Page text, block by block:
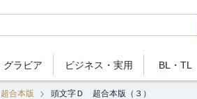
グラビア ビジネス ・実用 BL・TL
合本版 頭文字Ｄ 超合本版（３）